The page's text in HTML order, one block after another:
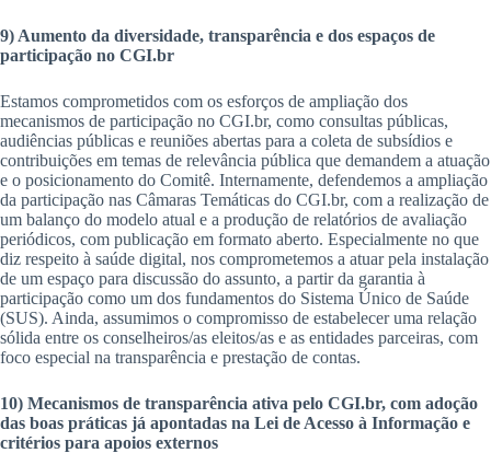
9) Aumento da diversidade, transparência e dos espaços de
participação no CGI.br
Estamos comprometidos com os esforços de ampliação dos
mecanismos de participação no CGI.br, como consultas públicas,
audiências públicas e reuniões abertas para a coleta de subsídios e
contribuições em temas de relevância pública que demandem a atuação
e o posicionamento do Comitê. Internamente, defendemos a ampliação
da participação nas Câmaras Temáticas do CGI.br, com a realização de
um balanço do modelo atual e a produção de relatórios de avaliação
periódicos, com publicação em formato aberto. Especialmente no que
diz respeito à saúde digital, nos comprometemos a atuar pela instalação
de um espaço para discussão do assunto, a partir da garantia à
participação como um dos fundamentos do Sistema Único de Saúde
(SUS). Ainda, assumimos o compromisso de estabelecer uma relação
sólida entre os conselheiros/as eleitos/as e as entidades parceiras, com
foco especial na transparência e prestação de contas.
10) Mecanismos de transparência ativa pelo CGI.br, com adoção
das boas práticas já apontadas na Lei de Acesso à Informação e
critérios para apoios externos